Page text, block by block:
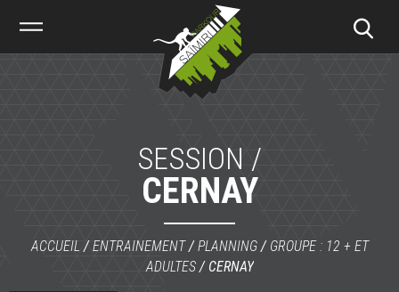
Parkour
SESSION /
CERNAY
ACCUEIL /ENTRAINEMENT/PLANNING/ GROUPE : 12 + ET
ADULTES/ CERNAY